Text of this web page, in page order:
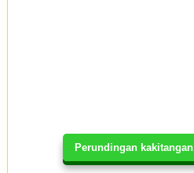
Perundingan kakitangan